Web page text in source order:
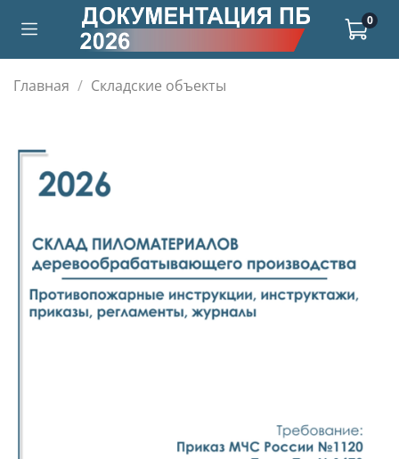
0
Главная Складские объекты